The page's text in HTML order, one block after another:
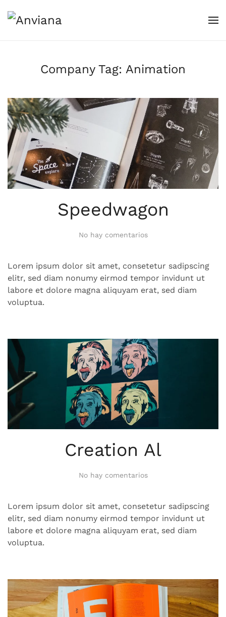
Company Tag: Animation
Speedwagon
No hay comentariosen
Lorem ipsum dolor sit amet, consetetur sadipscing
elitr, sed diam nonumy eirmod tempor invidunt ut
labore et dolore magna aliquyam erat, sed diam
voluptua.
Creation Al
No hay comentariosen
Lorem ipsum dolor sit amet, consetetur sadipscing
elitr, sed diam nonumy eirmod tempor invidunt ut
labore et dolore magna aliquyam erat, sed diam
voluptua.